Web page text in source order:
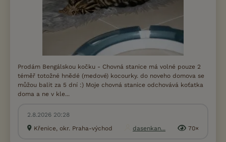
Prodám Bengálskou kočku - Chovná stanice má volné pouze 2
téměř totožné hnědé (medové) kocourky. do noveho domova se
můžou balit za 5 dní :) Moje chovná stanice odchovává koťatka
doma a ne v kle...
2.8.2026 20:28
Křenice, okr. Praha-východ
dasenkan... 70×